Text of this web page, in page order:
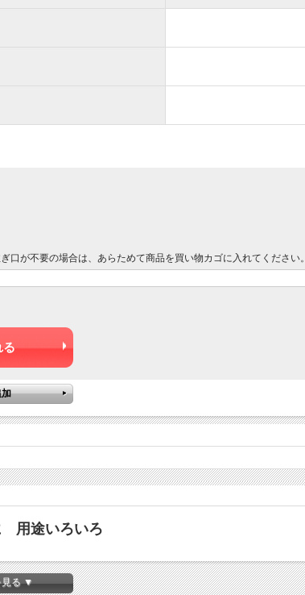
が不要の場合は、あらためて商品を買い物カゴに入れてください。
用途いろいろ
見る ▼